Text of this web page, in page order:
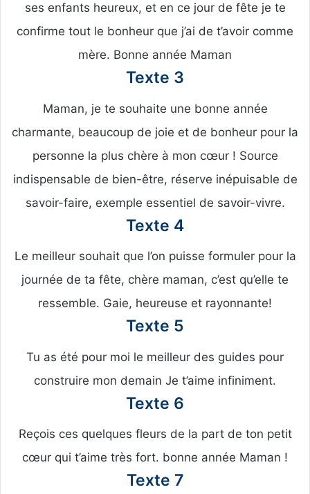
ses enfants heureux, et en ce jour de fête je te
confirme tout le bonheur que j’ai de t’avoir comme
mère. Bonne année Maman
Texte 3
Maman, je te souhaite une bonne année
charmante, beaucoup de joie et de bonheur pour la
personne la plus chère à mon cœur ! Source
indispensable de bien-être, réserve inépuisable de
savoir-faire, exemple essentiel de savoir-vivre.
Texte 4
Le meilleur souhait que l’on puisse formuler pour la
journée de ta fête, chère maman, c’est qu’elle te
ressemble. Gaie, heureuse et rayonnante!
Texte 5
Tu as été pour moi le meilleur des guides pour
construire mon demain Je t’aime infiniment.
Texte 6
Reçois ces quelques fleurs de la part de ton petit
cœur qui t’aime très fort. bonne année Maman !
Texte 7